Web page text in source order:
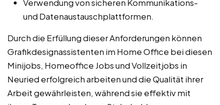
Verwendung von sicheren Kommunikations-
und Datenaustauschplattformen.
Durch die Erfüllung dieser Anforderungen können
Grafikdesignassistenten im Home Office bei diesen
Minijobs, Homeoffice Jobs und Vollzeitjobs in
Neuried erfolgreich arbeiten und die Qualität ihrer
Arbeit gewährleisten, während sie effektiv mit